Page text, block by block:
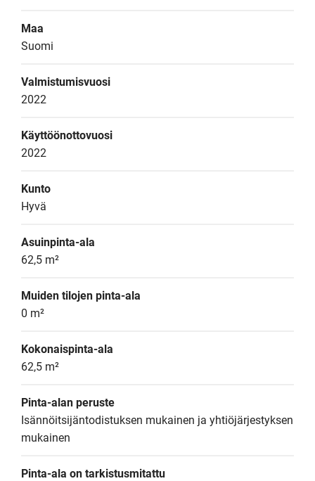
Maa
Suomi
Valmistumisvuosi
2022
Käyttöönottovuosi
2022
Kunto
Hyvä
Asuinpinta-ala
62,5 m²
Muiden tilojen pinta-ala
0 m²
Kokonaispinta-ala
62,5 m²
Pinta-alan peruste
Isännöitsijäntodistuksen mukainen ja yhtiöjärjestyksen
mukainen
Pinta-ala on tarkistusmitattu